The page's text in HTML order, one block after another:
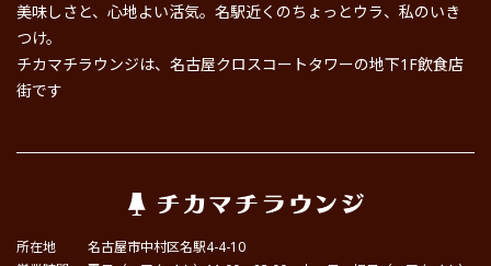
美味しさと、心地よい活気。名駅近くのちょっとウラ、私のいき
つけ。
チカマチラウンジは、名古屋クロスコートタワーの地下1F飲食店
街です
所在地
名古屋市中村区名駅4-4-10